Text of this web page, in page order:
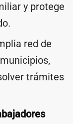
y protege
red de
trámites